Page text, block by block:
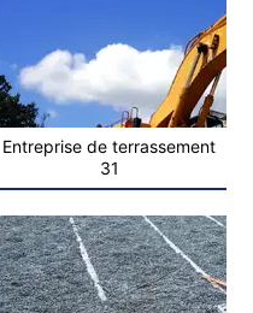
Entreprise de terrassement
31